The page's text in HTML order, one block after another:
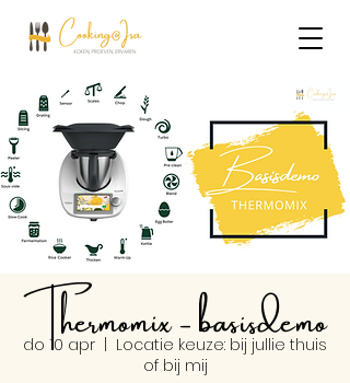
Thermomix - basisdemo
do 10 apr
Locatie keuze: bij jullie thuis
of bij mij